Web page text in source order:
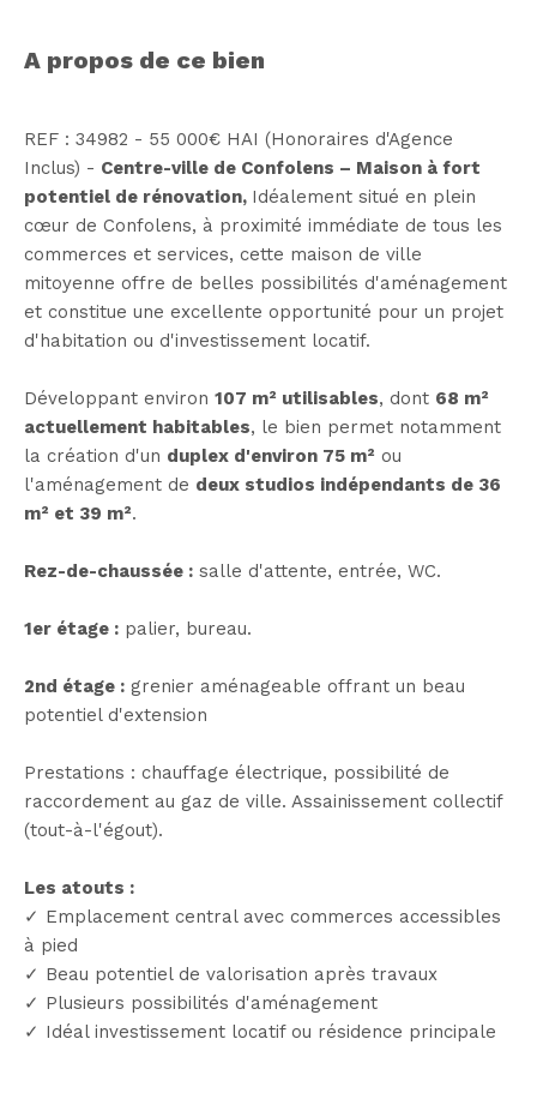
a propos de ce bien
REF : 34982 - 55 000€ HAI (Honoraires d'Agence
Inclus) - Centre-ville de Confolens – Maison à fort
potentiel de rénovation, Idéalement situé en plein
cœur de Confolens, à proximité immédiate de tous les
commerces et services, cette maison de ville
mitoyenne offre de belles possibilités d'aménagement
et constitue une excellente opportunité pour un projet
d'habitation ou d'investissement locatif.
Développant environ 107 m² utilisables, dont 68 m²
actuellement habitables, le bien permet notamment
la création d'un duplex d'environ 75 m² ou
l'aménagement de deux studios indépendants de 36
m² et 39 m².
Rez-de-chaussée : salle d'attente, entrée, WC.
1er étage : palier, bureau.
2nd étage : grenier aménageable offrant un beau
potentiel d'extension
Prestations : chauffage électrique, possibilité de
raccordement au gaz de ville. Assainissement collectif
(tout-à-l'égout).
Les atouts :
✓ Emplacement central avec commerces accessibles
à pied
✓ Beau potentiel de valorisation après travaux
✓ Plusieurs possibilités d'aménagement
✓ Idéal investissement locatif ou résidence principale